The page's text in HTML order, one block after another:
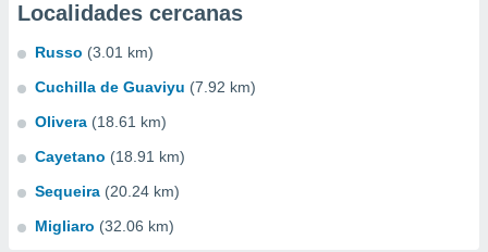
Localidades cercanas
Russo (3.01 km)
Cuchilla de Guaviyu (7.92 km)
Olivera (18.61 km)
Cayetano (18.91 km)
Sequeira (20.24 km)
Migliaro (32.06 km)